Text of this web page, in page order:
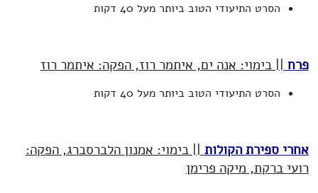
הסרט התיעודי הטוב ביותר מעל 40 דקות
פרח || בימוי: אנה ים, איתמר רוז, הפקה: איתמר רוז
הסרט התיעודי הטוב ביותר מעל 40 דקות
אחרי ספירת הקולות || בימוי: אמנון הלברסברג, הפקה:
רועי ברקת, מיקה פרימן